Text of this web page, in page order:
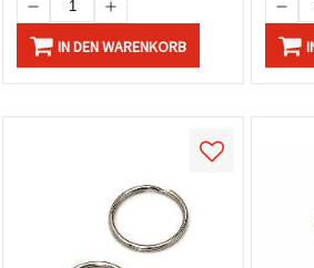
IN DEN WARENKORB